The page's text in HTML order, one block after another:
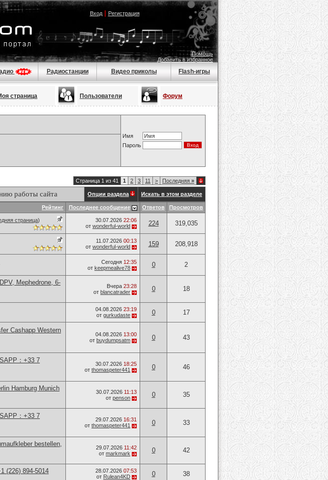
Вход| Регистрация
Помощь
Добавить в избранное
Радиостанции Видео приколы Flash-игры
страница Пользователи Форум
Имя
Пароль
Страница 1 из 41 1 2 3 11 > Последняя »
работы сайта Опции раздела Искать в этом разделе
Рейтинг Последнее сообщение Ответов Просмотров
страница)
30.07.2026 22:06
от wonderful-world 224 319,035
11.07.2026 00:13
от wonderful-world 159 208,918
Сегодня 12:35
от keepmealive78 0 2
Mephedrone, 6-
Вчера 23:28
от blancatrader 0 18
04.08.2026 23:19
от gurkudaste 0 17
Cashapp Western
04.08.2026 13:00
от buydumpsatm 0 43
：+33 7
30.07.2026 18:25
от thomaspeter441 0 46
Hamburg Munich
30.07.2026 11:13
от penson 0 35
：+33 7
29.07.2026 16:31
от thomaspeter441 0 33
bestellen,
29.07.2026 11:42
от markmark 0 42
(226) 894-5014 28.07.2026 07:53
от Rulean4KD 0 38